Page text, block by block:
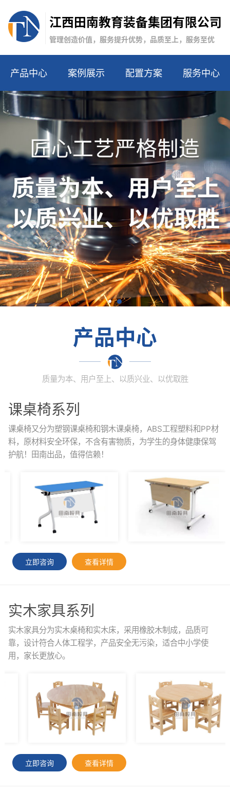
江西田南教育装备集团有限公司
管理创造价值，服务提升优势，品质至上，服务至优
产品中心 案例展示 配置方案 服务中心
产品中心
质量为本、用户至上、以质兴业、以优取胜
课桌椅系列
课桌椅又分为塑钢课桌椅和钢木课桌椅，ABS工程塑料和PP材
料，原材料安全环保，不含有害物质，为学生的身体健康保驾
护航！田南出品，值得信赖！
立即咨询 查看详情
实木家具系列
实木家具分为实木桌椅和实木床，采用橡胶木制成，品质可
靠，设计符合人体工程学，产品安全无污染，适合中小学使
用，家长更放心。
立即咨询 查看详情